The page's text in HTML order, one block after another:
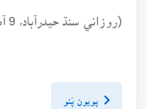
(روزاني سنڌ حيدرآباد، 9 آڪٽوبر، 2018ع)
پويون پَنو